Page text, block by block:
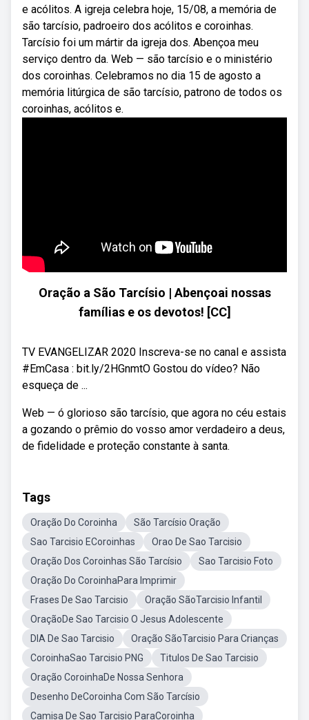
e acólitos. A igreja celebra hoje, 15/08, a memória de
são tarcísio, padroeiro dos acólitos e coroinhas.
Tarcísio foi um mártir da igreja dos. Abençoa meu
serviço dentro da. Web — são tarcísio e o ministério
dos coroinhas. Celebramos no dia 15 de agosto a
memória litúrgica de são tarcísio, patrono de todos os
coroinhas, acólitos e.
Oração a São Tarcísio | Abençoai nossas
famílias e os devotos! [CC]
TV EVANGELIZAR 2020 Inscreva-se no canal e assista
#EmCasa : bit.ly/2HGnmtO Gostou do vídeo? Não
esqueça de ...
Web — ó glorioso são tarcísio, que agora no céu estais
a gozando o prêmio do vosso amor verdadeiro a deus,
de fidelidade e proteção constante à santa.
Tags
Oração Do Coroinha
São Tarcísio Oração
Sao Tarcisio ECoroinhas
Orao De Sao Tarcisio
Oração Dos Coroinhas São Tarcísio
Sao Tarcisio Foto
Oração Do CoroinhaPara Imprimir
Frases De Sao Tarcisio
Oração SãoTarcisio Infantil
OraçãoDe Sao Tarcisio O Jesus Adolescente
DIA De Sao Tarcisio
Oração SãoTarcisio Para Crianças
CoroinhaSao Tarcisio PNG
Titulos De Sao Tarcisio
Oração CoroinhaDe Nossa Senhora
Desenho DeCoroinha Com São Tarcísio
Camisa De Sao Tarcisio ParaCoroinha